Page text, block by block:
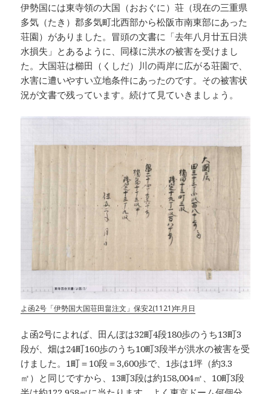
伊勢国には東寺領の大国（おおぐに）荘（現在の三重県
多気（たき）郡多気町北西部から松阪市南東部にあった
荘園）がありました。冒頭の文書に「去年八月廿五日洪
水損失」とあるように、同様に洪水の被害を受けまし
た。大国荘は櫛田（くしだ）川の両岸に広がる荘園で、
水害に遭いやすい立地条件にあったのです。その被害状
況が文書で残っています。続けて見ていきましょう。
よ函2号「伊勢国大国荘田畠注文」保安2(1121)年月日
よ函2号によれば、田んぼは32町4段180歩のうち13町3
段が、畑は24町160歩のうち10町3段半が洪水の被害を受
けました。1町＝10段＝3,600歩で、1歩は1坪（約3.3
㎡）と同じですから、13町3段は約158,004㎡、10町3段